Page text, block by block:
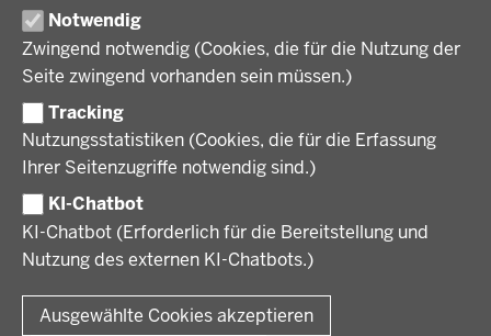
Notwendig
Zwingend notwendig (Cookies, die für die Nutzung der
Seite zwingend vorhanden sein müssen.)
Tracking
Nutzungsstatistiken (Cookies, die für die Erfassung
Ihrer Seitenzugriffe notwendig sind.)
KI-Chatbot
KI-Chatbot (Erforderlich für die Bereitstellung und
Nutzung des externen KI-Chatbots.)
Ausgewählte Cookies akzeptieren
Wirtschaft, Kultur und Kommunales
Regierungsbezirk Münster
Geschichte und Gegenwart
Behördenleitung
Organisation
Förderlotsinnen und Förderlotsen
KARRIERE UND AUSBILDUNG
Stellenangebote
Ausbildung
Volljurist:in
Praktikum
Stellenangebote im Schulbereich
VERFAHREN UND BEKANNTMACHUNGEN
Amtsblatt
Verfahrensübersichten
PRESSE
Pressemitteilungen
Podcast
© 2026 Bezirksregierung Münster
Fußzeile
Impressum Datenschutz Rechtliche Hinweise
Kurzlink zu dieser Seite